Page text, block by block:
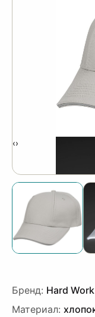
‹›
Бренд: Hard Work
Материал: